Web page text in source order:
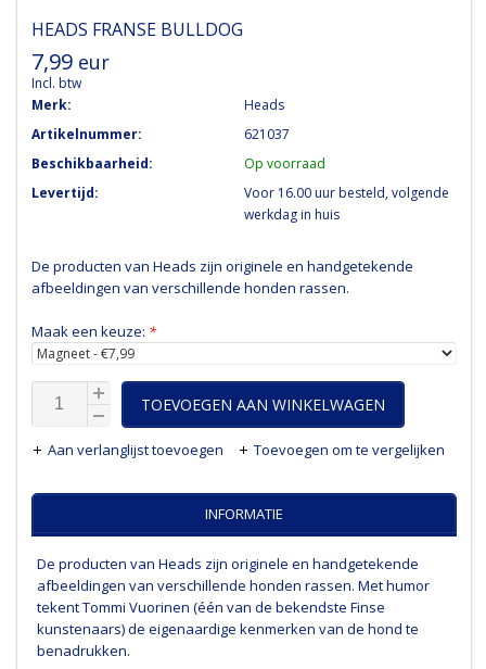
HEADS FRANSE BULLDOG
7,99 eur
Incl. btw
Merk:
Heads
Artikelnummer:
621037
Beschikbaarheid:
Op voorraad
Levertijd:
Voor 16.00 uur besteld, volgende
werkdag in huis
De producten van Heads zijn originele en handgetekende
afbeeldingen van verschillende honden rassen.
Maak een keuze: *
TOEVOEGEN AAN WINKELWAGEN
Aan verlanglijst toevoegen Toevoegen om te vergelijken
INFORMATIE
De producten van Heads zijn originele en handgetekende
afbeeldingen van verschillende honden rassen. Met humor
tekent Tommi Vuorinen (één van de bekendste Finse
kunstenaars) de eigenaardige kenmerken van de hond te
benadrukken.